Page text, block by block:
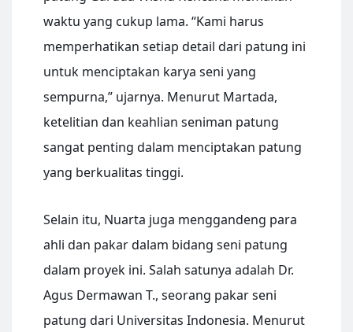
waktu yang cukup lama. “Kami harus
memperhatikan setiap detail dari patung ini
untuk menciptakan karya seni yang
sempurna,” ujarnya. Menurut Martada,
ketelitian dan keahlian seniman patung
sangat penting dalam menciptakan patung
yang berkualitas tinggi.
Selain itu, Nuarta juga menggandeng para
ahli dan pakar dalam bidang seni patung
dalam proyek ini. Salah satunya adalah Dr.
Agus Dermawan T., seorang pakar seni
patung dari Universitas Indonesia. Menurut